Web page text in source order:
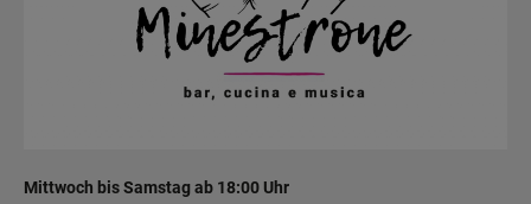
Mittwoch bis Samstag ab 18:00 Uhr